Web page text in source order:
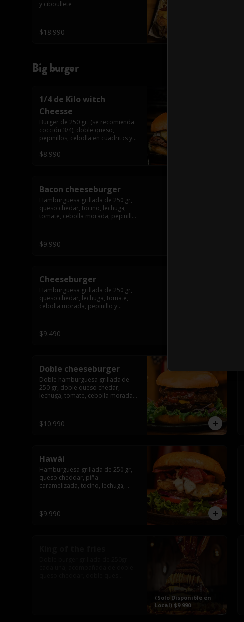
y ciboullete
$18.990
Big burger
1/4 de Kilo witch
Cheesse
Burger de 250 gr. (se recomienda
cocción 3/4), doble queso,
pepinillos, cebolla en cuadritos y
$8.990
Bacon cheeseburger
Hamburguesa grillada de 250 gr,
queso chedar, tocino, lechuga,
tomate, cebolla morada, pepinillo
$9.990
Cheeseburger
Hamburguesa grillada de 250 gr,
queso chedar, lechuga, tomate,
cebolla morada, pepinillo y
$9.490
Doble cheeseburger
Doble hamburguesa grillada de
250 gr, doble queso chedar,
lechuga, tomate, cebolla morada,
$10.990
Hawái
Hamburguesa grillada de 250 gr,
queso cheddar, piña
caramelizada, tocino, lechuga,
$9.990
(Solo Disponible en
Local) $9.990